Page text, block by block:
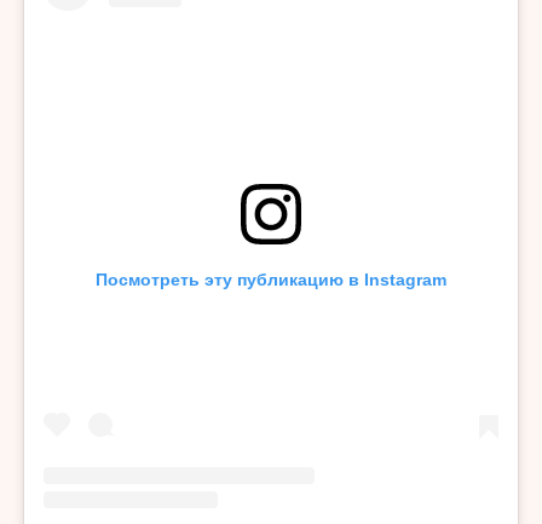
Посмотреть эту публикацию в Instagram